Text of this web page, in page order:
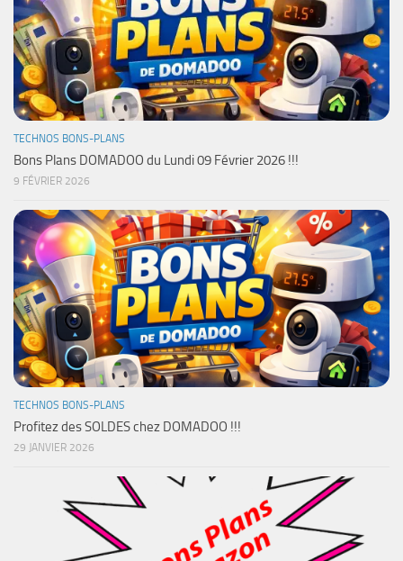
TECHNOS BONS-PLANS
Bons Plans DOMADOO du Lundi 09 Février 2026 !!!
9 FÉVRIER 2026
TECHNOS BONS-PLANS
Profitez des SOLDES chez DOMADOO !!!
29 JANVIER 2026